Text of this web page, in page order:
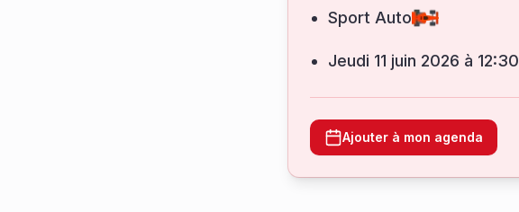
Sport Auto
jeudi 11 juin 2026 à 12:30
Ajouter à mon agenda